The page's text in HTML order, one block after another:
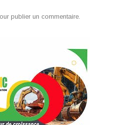
publier un commentaire.